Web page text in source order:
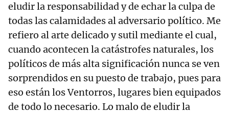
eludir la responsabilidad y de echar la culpa de
todas las calamidades al adversario político. Me
refiero al arte delicado y sutil mediante el cual,
cuando acontecen la catástrofes naturales, los
políticos de más alta significación nunca se ven
sorprendidos en su puesto de trabajo, pues para
eso están los Ventorros, lugares bien equipados
de todo lo necesario. Lo malo de eludir la